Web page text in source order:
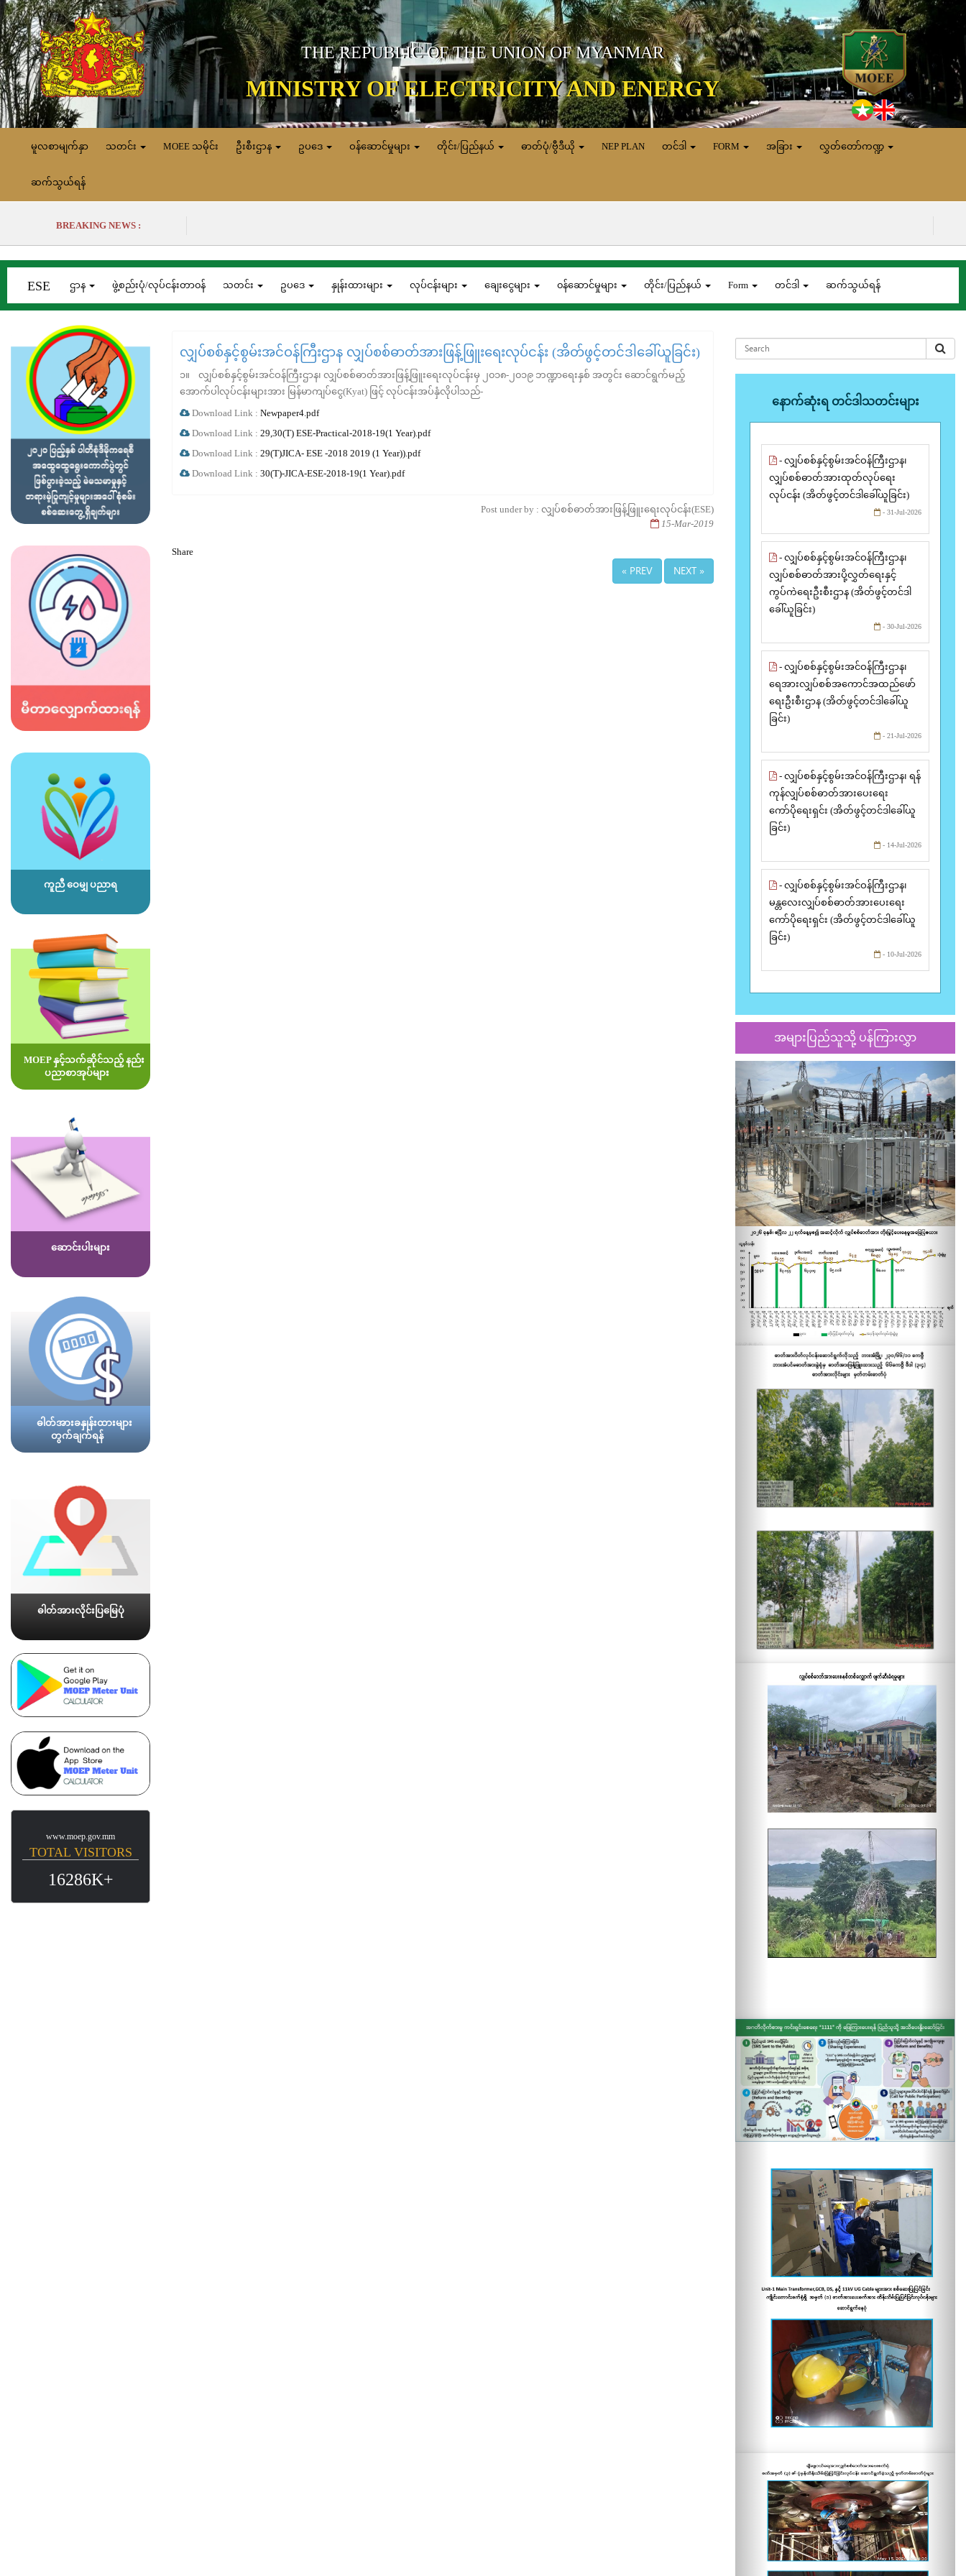
THE REPUBLIC OF THE UNION OF MYANMAR
MINISTRY OF ELECTRICITY AND ENERGY
မူလစာမျက်နှာ သတင်း MOEE သမိုင်း ဦးစီးဌာန ဥပဒေ ဝန်ဆောင်မှုများ တိုင်း/ပြည်နယ် ဓာတ်ပုံ/ဗွီဒီယို NEP PLAN တင်ဒါ FORM အခြား လွှတ်တော်ကဏ္ဍ
ဆက်သွယ်ရန်
BREAKING NEWS :
ESE ဌာန ဖွဲ့စည်းပုံ/လုပ်ငန်းတာ၀န် သတင်း ဥပဒေ နှုန်းထားများ လုပ်ငန်းများ ချေးငွေများ ၀န်ဆောင်မှုများ တိုင်း/ပြည်နယ် Form တင်ဒါ ဆက်သွယ်ရန်
ကူညီ ဝေမျှ ပညာရ
MOEP နှင့်သက်ဆိုင်သည့် နည်း
ပညာစာအုပ်များ
ဆောင်းပါးများ
ဓါတ်အားခနှုန်းထားများ
တွက်ချက်ရန်
ဓါတ်အားလိုင်းပြမြေပုံ
www.moep.gov.mm
TOTAL VISITORS
16286K+
လျှပ်စစ်နှင့်စွမ်းအင်ဝန်ကြီးဌာန လျှပ်စစ်ဓာတ်အားဖြန့်ဖြူးရေးလုပ်ငန်း (အိတ်ဖွင့်တင်ဒါခေါ်ယူခြင်း)
၁။ လျှပ်စစ်နှင့်စွမ်းအင်ဝန်ကြီးဌာန၊ လျှပ်စစ်ဓာတ်အားဖြန့်ဖြူးရေးလုပ်ငန်းမှ ၂၀၁၈-၂၀၁၉ ဘဏ္ဍာရေးနှစ် အတွင်း ဆောင်ရွက်မည့်
အောက်ပါလုပ်ငန်းများအား မြန်မာကျပ်ငွေ(Kyat) ဖြင့် လုပ်ငန်းအပ်နှံလိုပါသည်-
Download Link : Newpaper4.pdf
Download Link : 29,30(T) ESE-Practical-2018-19(1 Year).pdf
Download Link : 29(T)JICA- ESE -2018 2019 (1 Year)).pdf
Download Link : 30(T)-JICA-ESE-2018-19(1 Year).pdf
Post under by : လျှပ်စစ်ဓာတ်အားဖြန့်ဖြူးရေးလုပ်ငန်း(ESE)
15-Mar-2019
Share
« PREV NEXT »
နောက်ဆုံးရ တင်ဒါသတင်းများ
- လျှပ်စစ်နှင့်စွမ်းအင်ဝန်ကြီးဌာန၊
လျှပ်စစ်ဓာတ်အားထုတ်လုပ်ရေး
လုပ်ငန်း (အိတ်ဖွင့်တင်ဒါခေါ်ယူခြင်း)
- 31-Jul-2026
- လျှပ်စစ်နှင့်စွမ်းအင်ဝန်ကြီးဌာန၊
လျှပ်စစ်ဓာတ်အားပို့လွှတ်ရေးနှင့်
ကွပ်ကဲရေးဦးစီးဌာန (အိတ်ဖွင့်တင်ဒါ
ခေါ်ယူခြင်း)
- 30-Jul-2026
- လျှပ်စစ်နှင့်စွမ်းအင်ဝန်ကြီးဌာန၊
ရေအားလျှပ်စစ်အကောင်အထည်ဖော်
ရေးဦးစီးဌာန (အိတ်ဖွင့်တင်ဒါခေါ်ယူ
ခြင်း)
- 21-Jul-2026
- လျှပ်စစ်နှင့်စွမ်းအင်ဝန်ကြီးဌာန၊ ရန်
ကုန်လျှပ်စစ်ဓာတ်အားပေးရေး
ကော်ပိုရေးရှင်း (အိတ်ဖွင့်တင်ဒါခေါ်ယူ
ခြင်း)
- 14-Jul-2026
- လျှပ်စစ်နှင့်စွမ်းအင်ဝန်ကြီးဌာန၊
မန္တလေးလျှပ်စစ်ဓာတ်အားပေးရေး
ကော်ပိုရေးရှင်း (အိတ်ဖွင့်တင်ဒါခေါ်ယူ
ခြင်း)
- 10-Jul-2026
အများပြည်သူသို့ ပန်ကြားလွှာ
Previous Next